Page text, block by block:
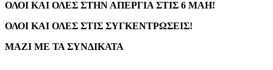
ΟΛΟΙ ΚΑΙ ΟΛΕΣ ΣΤΗΝ ΑΠΕΡΓΙΑ ΣΤΙΣ 6 ΜΑΗ!
ΟΛΟΙ ΚΑΙ ΟΛΕΣ ΣΤΙΣ ΣΥΓΚΕΝΤΡΩΣΕΙΣ!
ΜΑΖΙ ΜΕ ΤΑ ΣΥΝΔΙΚΑΤΑ